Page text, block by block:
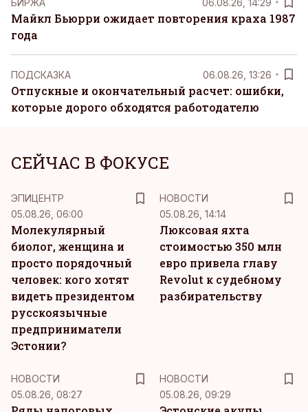
Майкл Бьюрри ожидает повторения краха 1987
года
ПОДСКАЗКА 06.08.26, 13:26
Отпускные и окончательный расчет: ошибки,
которые дорого обходятся работодателю
СЕЙЧАС В ФОКУСЕ
ЭПИЦЕНТР
05.08.26, 06:00
Молекулярный
биолог, женщина и
просто порядочный
человек: кого хотят
видеть президентом
русскоязычные
предприниматели
Эстонии?
НОВОСТИ
05.08.26, 14:14
Люксовая яхта
стоимостью 350 млн
евро привела главу
Revolut к судебному
разбирательству
НОВОСТИ
05.08.26, 08:27
НОВОСТИ
05.08.26, 09:29